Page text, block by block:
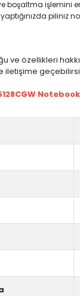
boşaltma işlemini
piliniz
ve özellikleri
iletişime